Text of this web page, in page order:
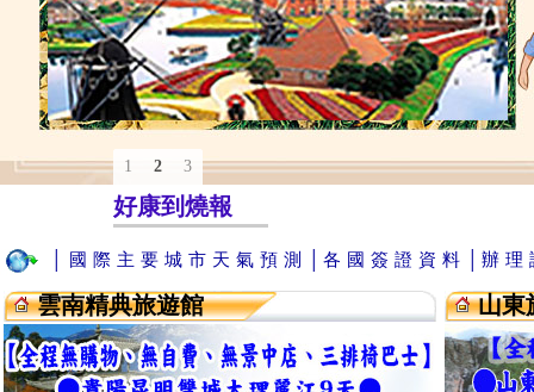
好康到燒報
1 2 3
│國際主要城市天氣預測│各國簽證資料│辦
雲南精典旅遊館 山東